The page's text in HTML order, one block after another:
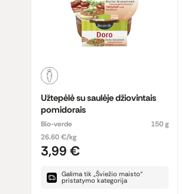
Užtepėlė su saulėje džiovintais
pomidorais
Bio-verde
150 g
26.60 €/kg
3,99 €
Galima tik „Šviežio maisto“
pristatymo kategorija